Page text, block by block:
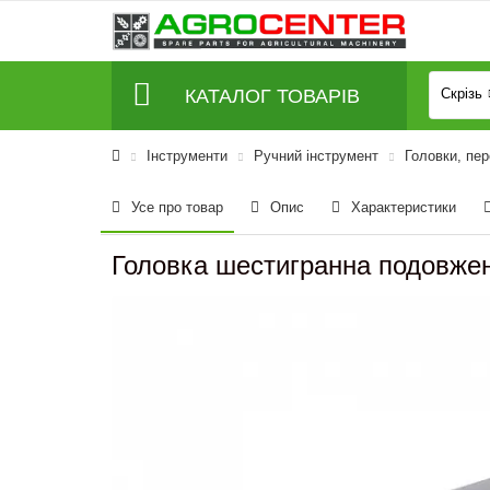
КАТАЛОГ ТОВАРІВ Скрізь
Інструменти Ручний інструмент Головки,
Усе про товар Опис Характеристики
Головка шестигранна